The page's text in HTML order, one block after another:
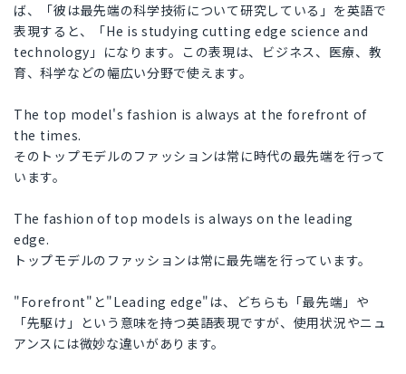
ば、「彼は最先端の科学技術について研究している」を英語で
表現すると、「He is studying cutting edge science and
technology」になります。この表現は、ビジネス、医療、教
育、科学などの幅広い分野で使えます。
The top model's fashion is always at the forefront of
the times.
そのトップモデルのファッションは常に時代の最先端を行って
います。
The fashion of top models is always on the leading
edge.
トップモデルのファッションは常に最先端を行っています。
"Forefront"と"Leading edge"は、どちらも「最先端」や
「先駆け」という意味を持つ英語表現ですが、使用状況やニュ
アンスには微妙な違いがあります。